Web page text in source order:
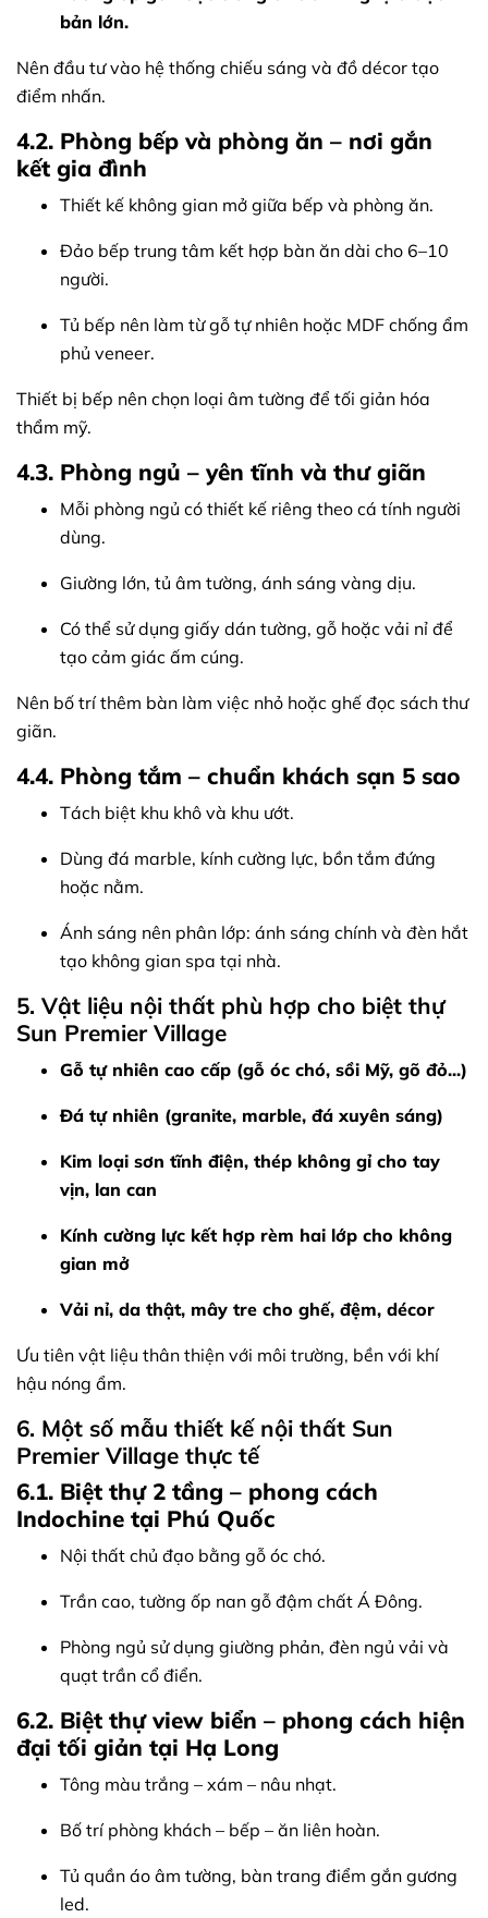
bản lớn.
Nên đầu tư vào hệ thống chiếu sáng và đồ décor tạo
điểm nhấn.
4.2. Phòng bếp và phòng ăn – nơi gắn
kết gia đình
Thiết kế không gian mở giữa bếp và phòng ăn.
Đảo bếp trung tâm kết hợp bàn ăn dài cho 6–10
người.
Tủ bếp nên làm từ gỗ tự nhiên hoặc MDF chống ẩm
phủ veneer.
Thiết bị bếp nên chọn loại âm tường để tối giản hóa
thẩm mỹ.
4.3. Phòng ngủ – yên tĩnh và thư giãn
Mỗi phòng ngủ có thiết kế riêng theo cá tính người
dùng.
Giường lớn, tủ âm tường, ánh sáng vàng dịu.
Có thể sử dụng giấy dán tường, gỗ hoặc vải nỉ để
tạo cảm giác ấm cúng.
Nên bố trí thêm bàn làm việc nhỏ hoặc ghế đọc sách thư
giãn.
4.4. Phòng tắm – chuẩn khách sạn 5 sao
Tách biệt khu khô và khu ướt.
Dùng đá marble, kính cường lực, bồn tắm đứng
hoặc nằm.
Ánh sáng nên phân lớp: ánh sáng chính và đèn hắt
tạo không gian spa tại nhà.
5. Vật liệu nội thất phù hợp cho biệt thự
Sun Premier Village
Gỗ tự nhiên cao cấp (gỗ óc chó, sồi Mỹ, gõ đỏ...)
Đá tự nhiên (granite, marble, đá xuyên sáng)
Kim loại sơn tĩnh điện, thép không gỉ cho tay
vịn, lan can
Kính cường lực kết hợp rèm hai lớp cho không
gian mở
Vải nỉ, da thật, mây tre cho ghế, đệm, décor
Ưu tiên vật liệu thân thiện với môi trường, bền với khí
hậu nóng ẩm.
6. Một số mẫu thiết kế nội thất Sun
Premier Village thực tế
6.1. Biệt thự 2 tầng – phong cách
Indochine tại Phú Quốc
Nội thất chủ đạo bằng gỗ óc chó.
Trần cao, tường ốp nan gỗ đậm chất Á Đông.
Phòng ngủ sử dụng giường phản, đèn ngủ vải và
quạt trần cổ điển.
6.2. Biệt thự view biển – phong cách hiện
đại tối giản tại Hạ Long
Tông màu trắng – xám – nâu nhạt.
Bố trí phòng khách – bếp – ăn liên hoàn.
Tủ quần áo âm tường, bàn trang điểm gắn gương
led.